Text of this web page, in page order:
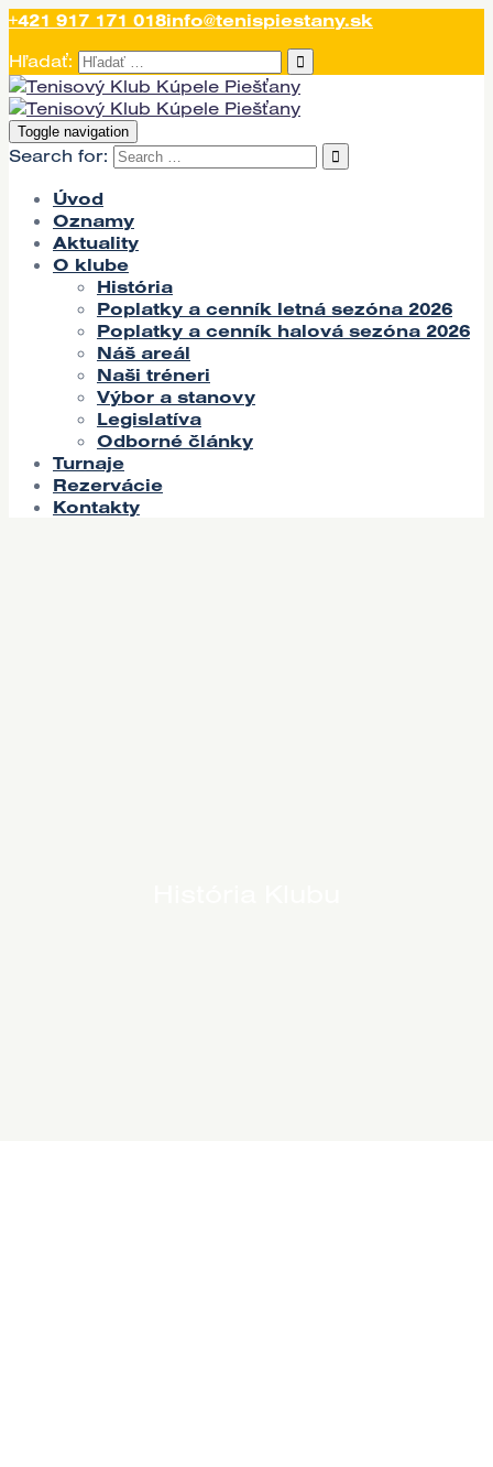
+421 917 171 018info@tenispiestany.sk
Hľadať:
Toggle navigation
Search for:
Úvod
Oznamy
Aktuality
O klube
História
Poplatky a cenník letná sezóna 2026
Poplatky a cenník halová sezóna 2026
Náš areál
Naši tréneri
Výbor a stanovy
Legislatíva
Odborné články
Turnaje
Rezervácie
Kontakty